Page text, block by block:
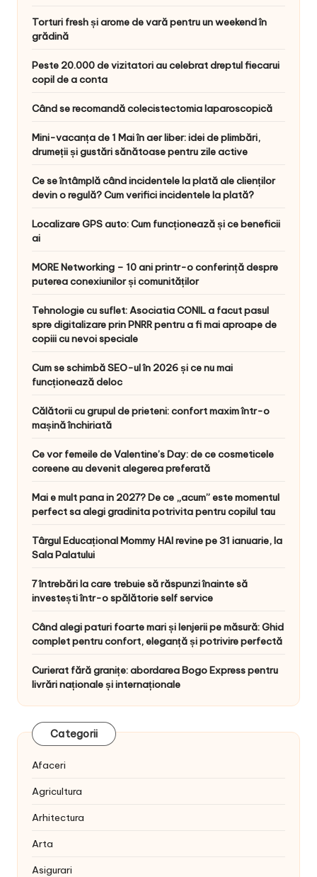
Torturi fresh și arome de vară pentru un weekend în
grădină
Peste 20.000 de vizitatori au celebrat dreptul fiecarui
copil de a conta
Când se recomandă colecistectomia laparoscopică
Mini-vacanța de 1 Mai în aer liber: idei de plimbări,
drumeții și gustări sănătoase pentru zile active
Ce se întâmplă când incidentele la plată ale clienților
devin o regulă? Cum verifici incidentele la plată?
Localizare GPS auto: Cum funcționează și ce beneficii
ai
MORE Networking – 10 ani printr-o conferință despre
puterea conexiunilor și comunităților
Tehnologie cu suflet: Asociatia CONIL a facut pasul
spre digitalizare prin PNRR pentru a fi mai aproape de
copiii cu nevoi speciale
Cum se schimbă SEO-ul în 2026 și ce nu mai
funcționează deloc
Călătorii cu grupul de prieteni: confort maxim într-o
mașină închiriată
Ce vor femeile de Valentine’s Day: de ce cosmeticele
coreene au devenit alegerea preferată
Mai e mult pana in 2027? De ce „acum” este momentul
perfect sa alegi gradinita potrivita pentru copilul tau
Târgul Educațional Mommy HAI revine pe 31 ianuarie, la
Sala Palatului
7 întrebări la care trebuie să răspunzi înainte să
investești într-o spălătorie self service
Când alegi paturi foarte mari și lenjerii pe măsură: Ghid
complet pentru confort, eleganță și potrivire perfectă
Curierat fără granițe: abordarea Bogo Express pentru
livrări naționale și internaționale
Categorii
Afaceri
Agricultura
Arhitectura
Arta
Asigurari